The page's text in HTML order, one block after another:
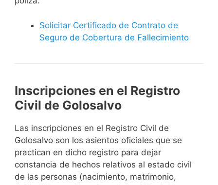
Solicitar Certificado de Contrato de
Seguro de Cobertura de Fallecimiento
Inscripciones en el Registro
Civil de Golosalvo
Las inscripciones en el Registro Civil de
Golosalvo son los asientos oficiales que se
practican en dicho registro para dejar
constancia de hechos relativos al estado civil
de las personas (nacimiento, matrimonio,